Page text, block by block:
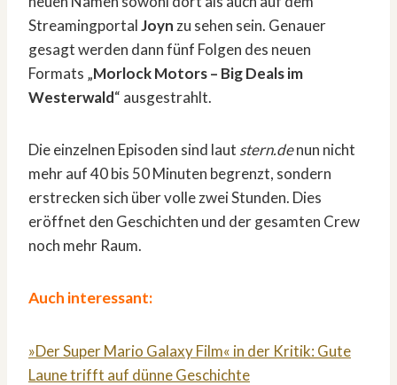
StreamingportalJoyn zu sehen sein. Genauer
gesagt werden dann fünf Folgen des neuen
Formats „Morlock Motors – Big Deals im
Westerwald“ ausgestrahlt.
Die einzelnen Episoden sind laut stern.denun nicht
mehr auf 40 bis 50 Minuten begrenzt, sondern
erstrecken sich über volle zwei Stunden. Dies
eröffnet den Geschichten und der gesamten Crew
noch mehr Raum.
Auch interessant:
»Der Super Mario Galaxy Film« in der Kritik: Gute
Laune trifft auf dünne Geschichte